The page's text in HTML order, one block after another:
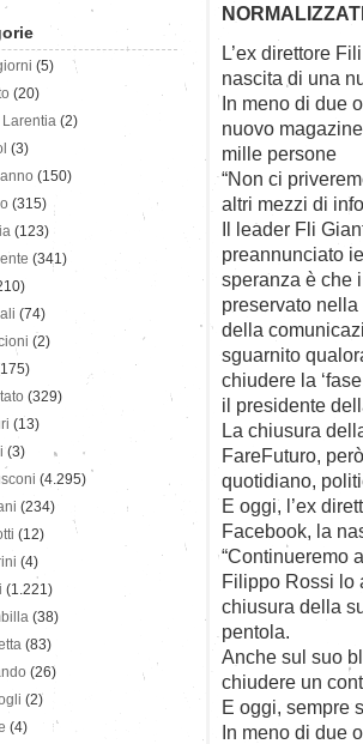
L’ex direttore
nascita di una
In meno di due
nuovo
mille persone
“Non ci
altri mezzi di
Il leader Fli
preannunciato
speranza è che
preservato
della
sguarnito
chiudere la
il presidente
La chiusura
FareFuturo,
quotidiano,
E oggi, l’ex
Facebook, la
“Continueremo
Filippo Rossi lo
chiusura della
pentola.
Anche sul suo
chiudere un
E oggi, sempre
In meno di due
(5)
(20)
Larentia (2)
(3)
(150)
(315)
(123)
(341)
(74)
(2)
(329)
(13)
(3)
(4.295)
(234)
(12)
(4)
(1.221)
(38)
(83)
(26)
(2)
(4)